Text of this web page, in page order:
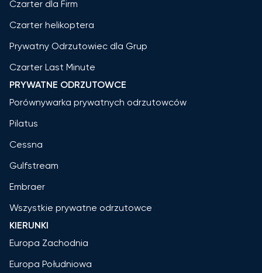
Czarter dla Firm
Czarter helikoptera
Prywatny Odrzutowiec dla Grup
Czarter Last Minute
PRYWATNE ODRZUTOWCE
Porównywarka prywatnych odrzutowców
Pilatus
Cessna
Gulfstream
Embraer
Wszystkie prywatne odrzutowce
KIERUNKI
Europa Zachodnia
Europa Południowa